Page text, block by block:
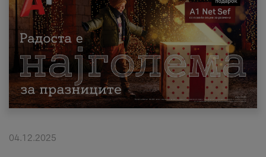
МК EN SQ
Приватни Деловни
Поддршка
Надополни кредит
04.12.2025